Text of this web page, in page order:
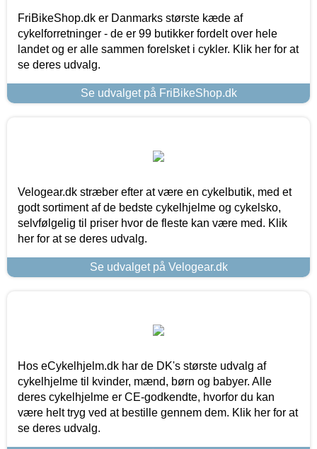
FriBikeShop.dk er Danmarks største kæde af
cykelforretninger - de er 99 butikker fordelt over hele
landet og er alle sammen forelsket i cykler. Klik her for at
se deres udvalg.
Se udvalget på FriBikeShop.dk
Velogear.dk stræber efter at være en cykelbutik, med et
godt sortiment af de bedste cykelhjelme og cykelsko,
selvfølgelig til priser hvor de fleste kan være med. Klik
her for at se deres udvalg.
Se udvalget på Velogear.dk
Hos eCykelhjelm.dk har de DK's største udvalg af
cykelhjelme til kvinder, mænd, børn og babyer. Alle
deres cykelhjelme er CE-godkendte, hvorfor du kan
være helt tryg ved at bestille gennem dem. Klik her for at
se deres udvalg.